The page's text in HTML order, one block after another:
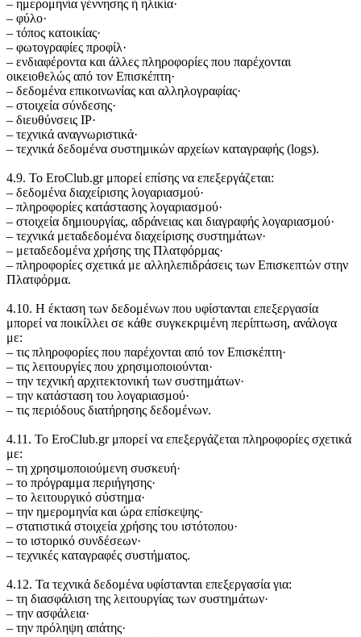
‒ ημερομηνία γέννησης ή ηλικία·
‒ φύλο·
‒ τόπος κατοικίας·
‒ φωτογραφίες προφίλ·
‒ ενδιαφέροντα και άλλες πληροφορίες που παρέχονται
οικειοθελώς από τον Επισκέπτη·
‒ δεδομένα επικοινωνίας και αλληλογραφίας·
‒ στοιχεία σύνδεσης·
‒ διευθύνσεις IP·
‒ τεχνικά αναγνωριστικά·
‒ τεχνικά δεδομένα συστημικών αρχείων καταγραφής (logs).
4.9. Το EroClub.gr μπορεί επίσης να επεξεργάζεται:
‒ δεδομένα διαχείρισης λογαριασμού·
‒ πληροφορίες κατάστασης λογαριασμού·
‒ στοιχεία δημιουργίας, αδράνειας και διαγραφής λογαριασμού·
‒ τεχνικά μεταδεδομένα διαχείρισης συστημάτων·
‒ μεταδεδομένα χρήσης της Πλατφόρμας·
‒ πληροφορίες σχετικά με αλληλεπιδράσεις των Επισκεπτών στην
Πλατφόρμα.
4.10. Η έκταση των δεδομένων που υφίστανται επεξεργασία
μπορεί να ποικίλλει σε κάθε συγκεκριμένη περίπτωση, ανάλογα
με:
‒ τις πληροφορίες που παρέχονται από τον Επισκέπτη·
‒ τις λειτουργίες που χρησιμοποιούνται·
‒ την τεχνική αρχιτεκτονική των συστημάτων·
‒ την κατάσταση του λογαριασμού·
‒ τις περιόδους διατήρησης δεδομένων.
4.11. Το EroClub.gr μπορεί να επεξεργάζεται πληροφορίες σχετικά
με:
‒ τη χρησιμοποιούμενη συσκευή·
‒ το πρόγραμμα περιήγησης·
‒ το λειτουργικό σύστημα·
‒ την ημερομηνία και ώρα επίσκεψης·
‒ στατιστικά στοιχεία χρήσης του ιστότοπου·
‒ το ιστορικό συνδέσεων·
‒ τεχνικές καταγραφές συστήματος.
4.12. Τα τεχνικά δεδομένα υφίστανται επεξεργασία για:
‒ τη διασφάλιση της λειτουργίας των συστημάτων·
‒ την ασφάλεια·
‒ την πρόληψη απάτης·